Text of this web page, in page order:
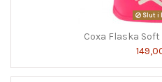
Slut i
Coxa Flaska